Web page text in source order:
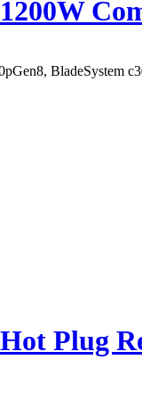
BladeSystem
Plug